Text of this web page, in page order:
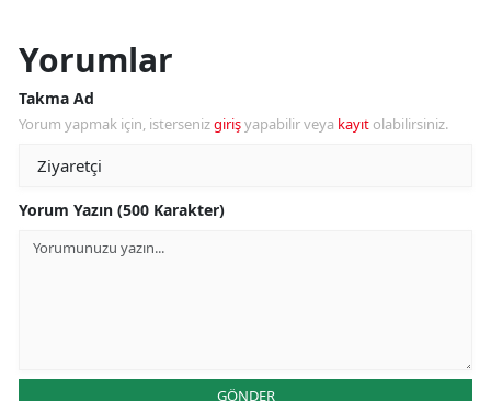
Yorumlar
Takma Ad
Yorum yapmak için, istersenizgirişyapabilir veya kayıt olabilirsiniz.
Yorum Yazın (500 Karakter)
GÖNDER